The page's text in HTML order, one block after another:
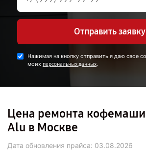
Отправить заявку
Нажимая на кнопку отправить я даю свое
моих персональных данных.
Цена ремонта
Alu в Москве
Дата обновления прайса: 03.08.2026